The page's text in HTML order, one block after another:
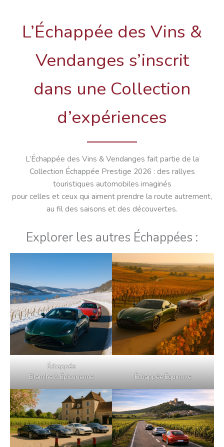
L’Échappée des Vins &
Vendanges s’inscrit
dans une Collection
d’expériences
L’Échappée des Vins & Vendanges fait partie de la
Collection Échappée Prestige 2026 : des rallyes
touristiques automobiles imaginés
pour celles et ceux qui aiment prendre la route autrement,
au fil des saisons et des découvertes.
Explorer les autres Échappées :
Échappée
Blanche & Épicurienne
Échappée Équinoxe